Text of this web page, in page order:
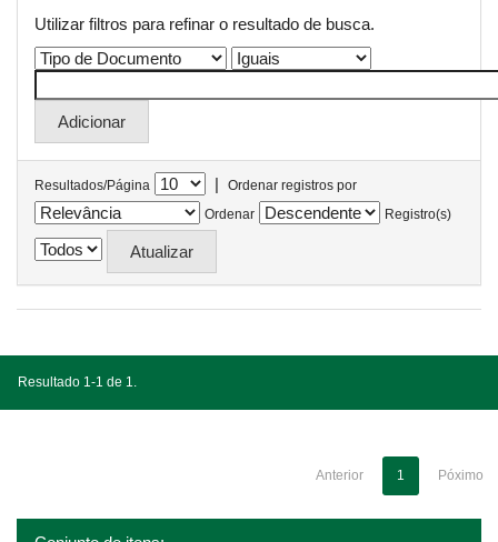
Utilizar filtros para refinar o resultado de busca.
Resultados/Página |
Ordenar registros por
Ordenar
Registro(s)
Resultado 1-1 de 1.
Anterior 1 Póximo